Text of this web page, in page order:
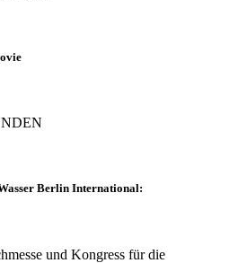
Berlin International:
und Kongress für die